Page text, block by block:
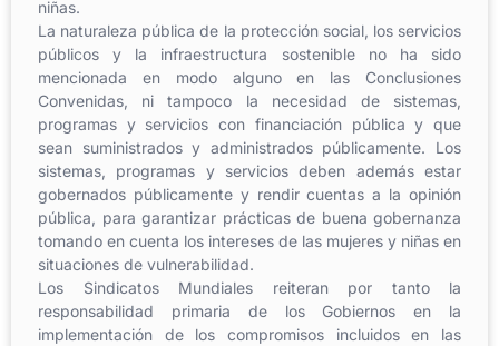
niñas.
La naturaleza pública de la protección social, los servicios
públicos y la infraestructura sostenible no ha sido
mencionada en modo alguno en las Conclusiones
Convenidas, ni tampoco la necesidad de sistemas,
programas y servicios con financiación pública y que
sean suministrados y administrados públicamente. Los
sistemas, programas y servicios deben además estar
gobernados públicamente y rendir cuentas a la opinión
pública, para garantizar prácticas de buena gobernanza
tomando en cuenta los intereses de las mujeres y niñas en
situaciones de vulnerabilidad.
Los Sindicatos Mundiales reiteran por tanto la
responsabilidad primaria de los Gobiernos en la
implementación de los compromisos incluidos en las